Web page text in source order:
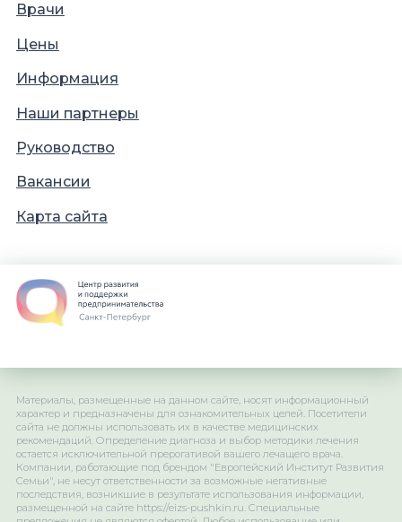
Врачи
Цены
Информация
Наши партнеры
Руководство
Вакансии
Карта сайта
Материалы, размещенные на данном сайте, носят информационный
характер и предназначены для ознакомительных целей. Посетители
сайта не должны использовать их в качестве медицинских
рекомендаций. Определение диагноза и выбор методики лечения
остается исключительной прерогативой вашего лечащего врача.
Компании, работающие под брендом "Европейский Институт Развития
Семьи", не несут ответственности за возможные негативные
последствия, возникшие в результате использования информации,
размещенной на сайте https://eizs-pushkin.ru. Специальные